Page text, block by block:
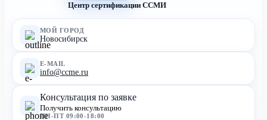
Центр сертификации ССМИ
МОЙ ГОРОД
Новосибирск
E-MAIL
info@ccme.ru
Консультация по заявке
Получить консультацию
ПН-ПТ 09:00-18:00